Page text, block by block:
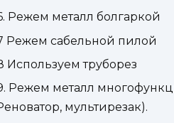
Режем металл болгаркой
Режем сабельной пилой
Используем труборез
Режем металл
мультирезак).